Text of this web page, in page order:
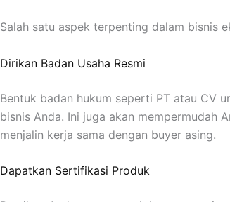
Salah satu aspek terpenting dalam bisnis
Dirikan Badan Usaha Resmi
Bentuk badan hukum seperti PT atau CV
bisnis Anda. Ini juga akan mempermudah
menjalin kerja sama dengan buyer asing.
Dapatkan Sertifikasi Produk